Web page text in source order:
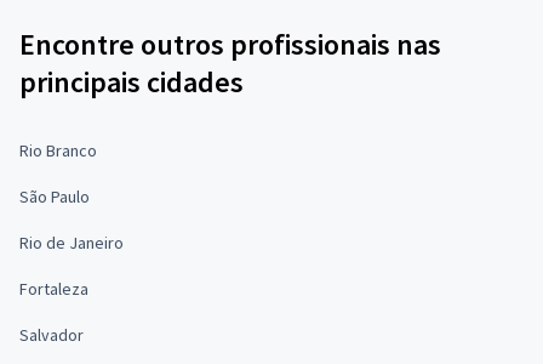
Encontre outros profissionais nas
principais cidades
Rio Branco
São Paulo
Rio de Janeiro
Fortaleza
Salvador